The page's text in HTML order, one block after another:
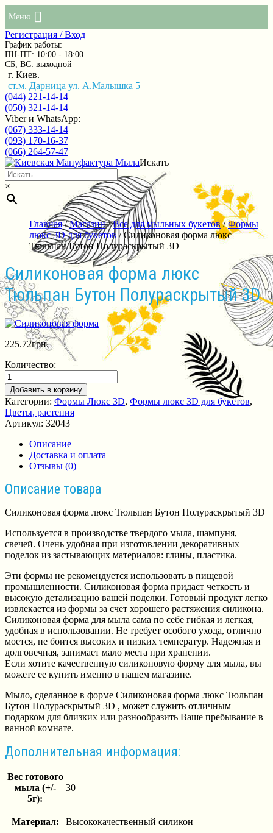
Меню
Регистрация / Вход
График работы:
ПН-ПТ: 10:00 - 18:00
СБ, ВС: выходной
г. Киев.
ст.м. Дарница ул. А.Малышка 5
(044) 221-14-14
(050) 321-14-14
Viber и WhatsApp:
(067) 333-14-14
(093) 170-16-37
(066) 264-57-47
Искать
×
Главная/Магазин/Все для мыльных букетов/Формы
люкс 3D для букетов / Силиконовая форма люкс
Тюльпан Бутон Полураскрытый 3D
Силиконовая форма люкс
Тюльпан Бутон Полураскрытый 3D
225.72грн.
Количество:
Добавить в корзину
Категории: Формы Люкс 3D, Формы люкс 3D для букетов,
Цветы, растения
Артикул: 32043
Описание
Доставка и оплата
Отзывы (0)
Описание товара
Силиконовая форма люкс Тюльпан Бутон Полураскрытый 3D
Используется в производстве твердого мыла, шампуня,
свечей. Очень удобная при изготовлении декоративных
поделок из застывающих материалов: глины, пластика.
Эти формы не рекомендуется использовать в пищевой
промышленности. Силиконовая форма придаст четкость и
высокую детализацию вашей поделки. Готовый продукт легко
извлекается из формы за счет хорошего растяжения силикона.
Силиконовая форма для мыла сама по себе гибкая и легкая,
удобная в использовании. Не требует особого ухода, отлично
моется, не боится высоких и низких температур. Надежная и
долговечная, занимает мало места при хранении.
Если хотите качественную силиконовую форму для мыла, вы
можете ее купить именно в нашем магазине.
Мыло, сделанное в форме Силиконовая форма люкс Тюльпан
Бутон Полураскрытый 3D , может служить отличным
подарком для близких или разнообразить Ваше пребывание в
ванной комнате.
Дополнительная информация:
Вес готового
мыла (+/-
5г):
30
Материал: Высококачественный силикон